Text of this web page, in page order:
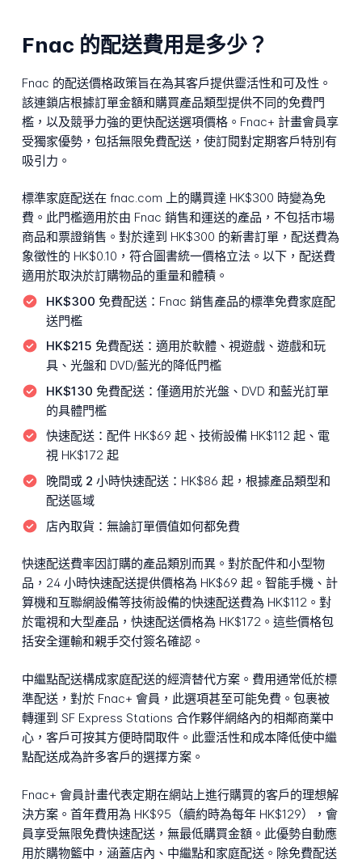
Fnac 的配送費用是多少？
Fnac 的配送價格政策旨在為其客戶提供靈活性和可及性。
該連鎖店根據訂單金額和購買產品類型提供不同的免費門
檻，以及競爭力強的更快配送選項價格。Fnac+ 計畫會員享
受獨家優勢，包括無限免費配送，使訂閱對定期客戶特別有
吸引力。
標準家庭配送在 fnac.com 上的購買達 HK$300 時變為免
費。此門檻適用於由 Fnac 銷售和運送的產品，不包括市場
商品和票證銷售。對於達到 HK$300 的新書訂單，配送費為
象徵性的 HK$0.10，符合圖書統一價格立法。以下，配送費
適用於取決於訂購物品的重量和體積。
HK$300 免費配送： Fnac 銷售產品的標準免費家庭配
送門檻
HK$215 免費配送： 適用於軟體、視遊戲、遊戲和玩
具、光盤和 DVD/藍光的降低門檻
HK$130 免費配送： 僅適用於光盤、DVD 和藍光訂單
的具體門檻
快速配送： 配件 HK$69 起、技術設備 HK$112 起、電
視 HK$172 起
晚間或 2 小時快速配送： HK$86 起，根據產品類型和
配送區域
店內取貨： 無論訂單價值如何都免費
快速配送費率因訂購的產品類別而異。對於配件和小型物
品，24 小時快速配送提供價格為 HK$69 起。智能手機、計
算機和互聯網設備等技術設備的快速配送費為 HK$112。對
於電視和大型產品，快速配送價格為 HK$172。這些價格包
括安全運輸和親手交付簽名確認。
中繼點配送構成家庭配送的經濟替代方案。費用通常低於標
準配送，對於 Fnac+ 會員，此選項甚至可能免費。包裹被
轉運到 SF Express Stations 合作夥伴網絡內的相鄰商業中
心，客戶可按其方便時間取件。此靈活性和成本降低使中繼
點配送成為許多客戶的選擇方案。
Fnac+ 會員計畫代表定期在網站上進行購買的客戶的理想解
決方案。首年費用為 HK$95（續約時為每年 HK$129），會
員享受無限免費快速配送，無最低購買金額。此優勢自動應
用於購物籃中，涵蓋店內、中繼點和家庭配送。除免費配送